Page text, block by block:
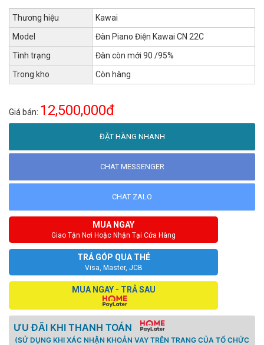
Thương hiệu
Kawai
Model
Đàn Piano Điện Kawai CN 22C
Tình trạng
Đàn còn mới 90 /95%
Trong kho
Còn hàng
Giá bán: 12,500,000đ
ĐẶT HÀNG NHANH
CHAT MESSENGER
CHAT ZALO
MUA NGAY
Giao Tận Nơi Hoặc Nhận Tại Cửa Hàng
TRẢ GÓP QUA THẺ
Visa, Master, JCB
MUA NGAY - TRẢ SAU
ƯU ĐÃI KHI THANH TOÁN
(SỬ DỤNG KHI XÁC NHẬN KHOẢN VAY TRÊN TRANG CỦA TỔ CHỨC